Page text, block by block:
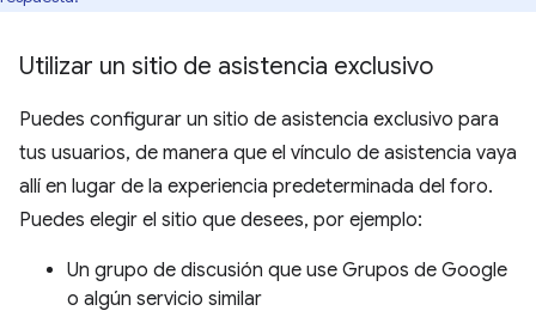
Utilizar un sitio de asistencia exclusivo
Puedes configurar un sitio de asistencia exclusivo para
tus usuarios, de manera que el vínculo de asistencia vaya
allí en lugar de la experiencia predeterminada del foro.
Puedes elegir el sitio que desees, por ejemplo:
Un grupo de discusión que use Grupos de Google
o algún servicio similar